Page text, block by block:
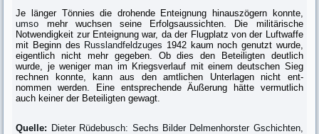
Je länger Tönnies die drohende Enteignung hinauszögern konnte,
umso mehr wuchsen seine Erfolgsaussichten. Die militärische
Notwendigkeit zur Ent­eignung war, da der Flugplatz von der Luftwaffe
mit Beginn des Russlandfeldzuges 1942 kaum noch genutzt wurde,
eigentlich nicht mehr gegeben. Ob dies den Beteiligten deutlich
wurde, je weniger man im Kriegsverlauf mit einem deutschen Sieg
rechnen konnte, kann aus den amtlichen Unterlagen nicht ent­
nommen werden. Eine entsprechende Äußerung hätte vermutlich
auch keiner der Beteiligten gewagt.
Quelle: Dieter Rüdebusch: Sechs Bilder Delmenhorster Gschichten,